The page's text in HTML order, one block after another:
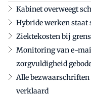
Kabinet overweegt
Hybride werken staat
Ziektekosten bij
Monitoring van e-
zorgvuldigheid
Alle bezwaarschriften
verklaard